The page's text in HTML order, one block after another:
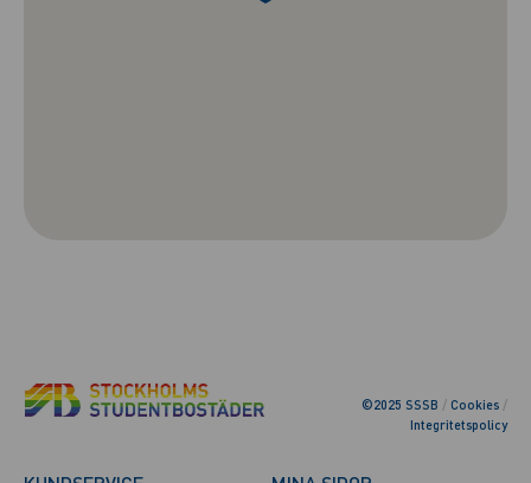
©2025 SSSB / Cookies /
Integritetspolicy